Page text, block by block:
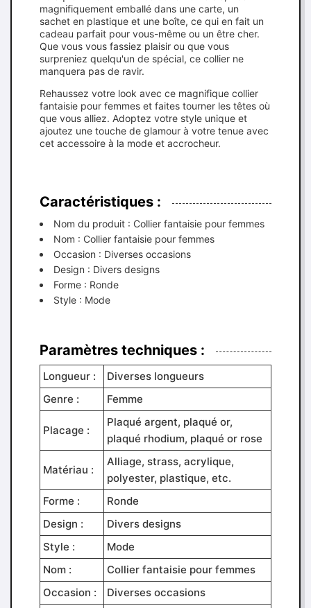
magnifiquement emballé dans une carte, un
sachet en plastique et une boîte, ce qui en fait un
cadeau parfait pour vous-même ou un être cher.
Que vous vous fassiez plaisir ou que vous
surpreniez quelqu'un de spécial, ce collier ne
manquera pas de ravir.
Rehaussez votre look avec ce magnifique collier
fantaisie pour femmes et faites tourner les têtes où
que vous alliez. Adoptez votre style unique et
ajoutez une touche de glamour à votre tenue avec
cet accessoire à la mode et accrocheur.
Caractéristiques :
Nom du produit : Collier fantaisie pour femmes
Nom : Collier fantaisie pour femmes
Occasion : Diverses occasions
Design : Divers designs
Forme : Ronde
Style : Mode
Paramètres techniques :
Longueur :
Diverses longueurs
Genre :
Femme
Placage :
Plaqué argent, plaqué or,
plaqué rhodium, plaqué or rose
Matériau :
Alliage, strass, acrylique,
polyester, plastique, etc.
Forme :
Ronde
Design :
Divers designs
Style :
Mode
Nom :
Collier fantaisie pour femmes
Occasion :
Diverses occasions